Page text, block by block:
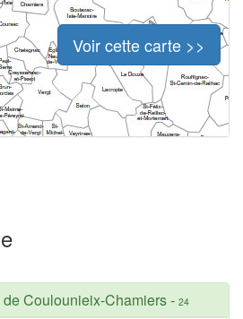
Voir cette carte >>
Coulounieix-Chamiers- 24